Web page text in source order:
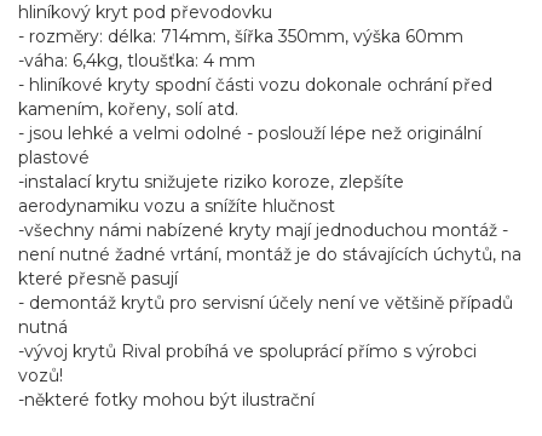
hliníkový kryt pod převodovku
- rozměry: délka: 714mm, šířka 350mm, výška 60mm
-váha: 6,4kg, tloušťka: 4 mm
- hliníkové kryty spodní části vozu dokonale ochrání před
kamením, kořeny, solí atd.
- jsou lehké a velmi odolné - poslouží lépe než originální
plastové
-instalací krytu snižujete riziko koroze, zlepšíte
aerodynamiku vozu a snížíte hlučnost
-všechny námi nabízené kryty mají jednoduchou montáž -
není nutné žadné vrtání, montáž je do stávajících úchytů, na
které přesně pasují
- demontáž krytů pro servisní účely není ve většině případů
nutná
-vývoj krytů Rival probíhá ve spoluprácí přímo s výrobci
vozů!
-některé fotky mohou být ilustrační